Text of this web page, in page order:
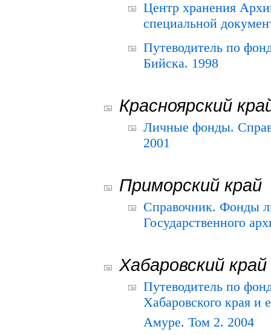
Центр хранения
специальной
Путеводитель по
Бийска. 1998
Красноярский
Личные фонды.
2001
Приморский край
Справочник. Фонды
Государственного
Хабаровский край
Путеводитель по
Хабаровского края и
Амуре. Том 2. 2004